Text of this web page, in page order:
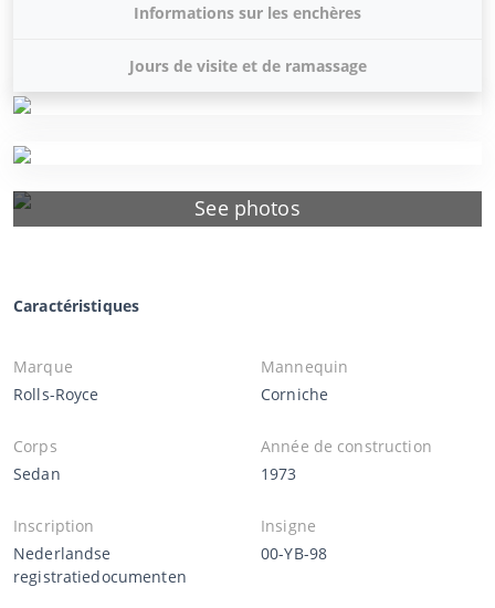
See photos
Informations sur les enchères
Jours de visite et de ramassage
Caractéristiques
Marque
Rolls-Royce
Mannequin
Corniche
Corps
Sedan
Année de construction
1973
Inscription
Nederlandse
registratiedocumenten
Insigne
00-YB-98